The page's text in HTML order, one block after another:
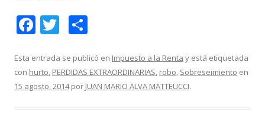
F
e
b
T
itt
er
m
p
Esta entrada se publicó en Impuesto a la Renta y está etiquetada
con hurto, PERDIDAS EXTRAORDINARIAS, robo, Sobreseimiento en
15 agosto, 2014por JUAN MARIO ALVA MATTEUCCI.